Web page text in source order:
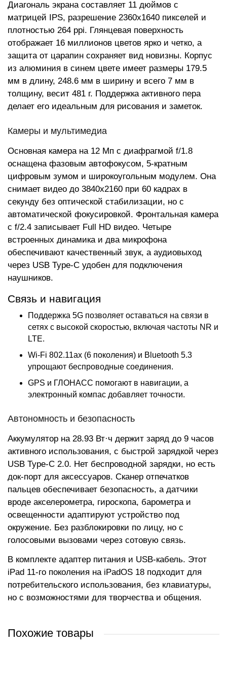
Диагональ экрана составляет 11 дюймов с
матрицей IPS, разрешение 2360x1640 пикселей и
плотностью 264 ppi. Глянцевая поверхность
отображает 16 миллионов цветов ярко и четко, а
защита от царапин сохраняет вид новизны. Корпус
из алюминия в синем цвете имеет размеры 179.5
мм в длину, 248.6 мм в ширину и всего 7 мм в
толщину, весит 481 г. Поддержка активного пера
делает его идеальным для рисования и заметок.
Камеры и мультимедиа
Основная камера на 12 Мп с диафрагмой f/1.8
оснащена фазовым автофокусом, 5-кратным
цифровым зумом и широкоугольным модулем. Она
снимает видео до 3840x2160 при 60 кадрах в
секунду без оптической стабилизации, но с
автоматической фокусировкой. Фронтальная камера
с f/2.4 записывает Full HD видео. Четыре
встроенных динамика и два микрофона
обеспечивают качественный звук, а аудиовыход
через USB Type-C удобен для подключения
наушников.
Связь и навигация
Поддержка 5G позволяет оставаться на связи в
сетях с высокой скоростью, включая частоты NR и
LTE.
Wi-Fi 802.11ax (6 поколения) и Bluetooth 5.3
упрощают беспроводные соединения.
GPS и ГЛОНАСС помогают в навигации, а
электронный компас добавляет точности.
Автономность и безопасность
Аккумулятор на 28.93 Вт·ч держит заряд до 9 часов
активного использования, с быстрой зарядкой через
USB Type-C 2.0. Нет беспроводной зарядки, но есть
док-порт для аксессуаров. Сканер отпечатков
пальцев обеспечивает безопасность, а датчики
вроде акселерометра, гироскопа, барометра и
освещенности адаптируют устройство под
окружение. Без разблокировки по лицу, но с
голосовыми вызовами через сотовую связь.
В комплекте адаптер питания и USB-кабель. Этот
iPad 11-го поколения на iPadOS 18 подходит для
потребительского использования, без клавиатуры,
но с возможностями для творчества и общения.
Похожие товары